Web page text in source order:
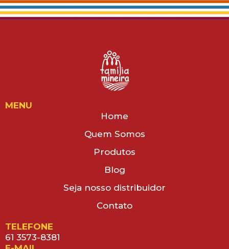
MENU
Home
Quem Somos
Produtos
Blog
Seja nosso distribuidor
Contato
TELEFONE
61 3573-8381